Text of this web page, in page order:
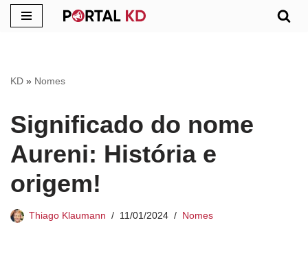
conteúdo
KD » Nomes
Significado do nome
Aureni: História e
origem!
Thiago Klaumann 11/01/2024 Nomes